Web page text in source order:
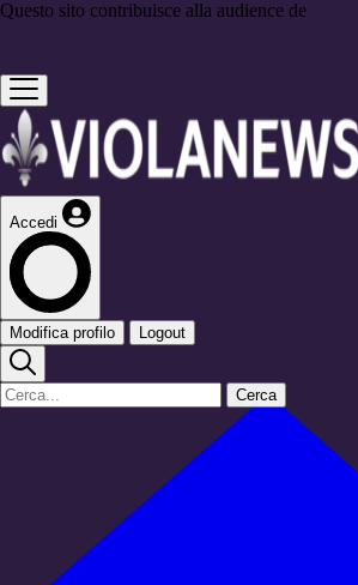
Questo sito contribuisce alla audience de
Accedi
Modifica profilo Logout
Cerca